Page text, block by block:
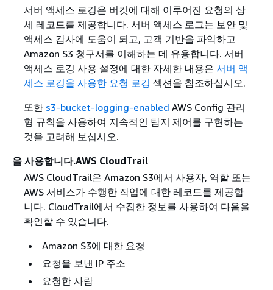
서버 액세스 로깅은 버킷에 대해 이루어진 요청의 상
세 레코드를 제공합니다. 서버 액세스 로그는 보안 및
액세스 감사에 도움이 되고, 고객 기반을 파악하고
Amazon S3 청구서를 이해하는 데 유용합니다. 서버
액세스 로깅 사용 설정에 대한 자세한 내용은 서버 액
세스 로깅을 사용한 요청 로깅 섹션을 참조하십시오.
또한 s3-bucket-logging-enabled AWS Config 관리
형 규칙을 사용하여 지속적인 탐지 제어를 구현하는
것을 고려해 보십시오.
을 사용합니다.AWS CloudTrail
AWS CloudTrail은 Amazon S3에서 사용자, 역할 또는
AWS 서비스가 수행한 작업에 대한 레코드를 제공합
니다. CloudTrail에서 수집한 정보를 사용하여 다음을
확인할 수 있습니다.
Amazon S3에 대한 요청
요청을 보낸 IP 주소
요청한 사람